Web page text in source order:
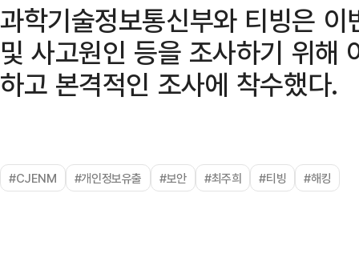
과학기술정보통신부와 티빙은
및 사고원인 등을 조사하기 위해
하고 본격적인 조사에 착수했다.
#CJENM #개인정보유출 #보안 #최주희 #티빙 #해킹